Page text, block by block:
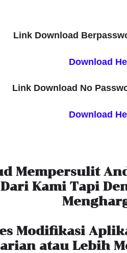
Link Download
Download
Link Download No
Download
Mempersulit
Kami Tapi
Modifikasi
atau Lebih